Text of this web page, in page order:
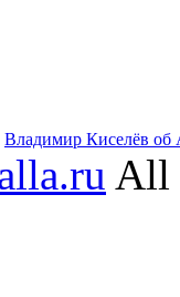
Владимир Киселёв об
All